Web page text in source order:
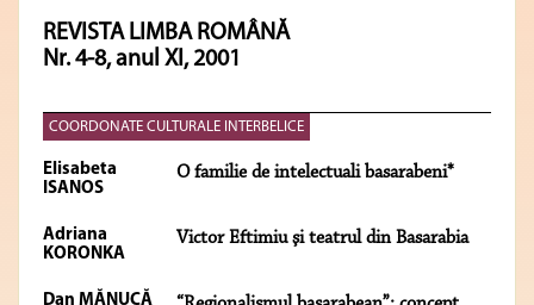
REVISTA LIMBA ROMÂNĂ
Nr. 4-8, anul XI, 2001
COORDONATE CULTURALE INTERBELICE
Elisabeta
ISANOS
O familie de intelectuali basarabeni*
Adriana
KORONKA
Victor Eftimiu şi teatrul din Basarabia
Dan MĂNUCĂ